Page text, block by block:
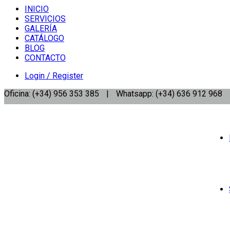
INICIO
SERVICIOS
GALERÍA
CATÁLOGO
BLOG
CONTACTO
Login / Register
Oficina: (+34) 956 353 385
| Whatsapp: (+34) 636 912 968